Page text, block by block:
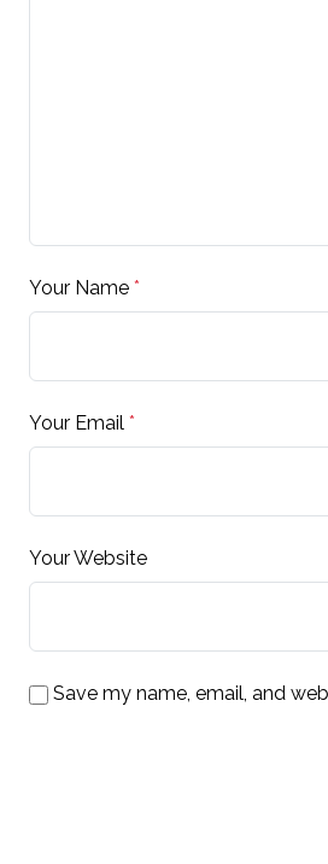
Your Name *
Your Email *
Your Website
Save my name, email, and